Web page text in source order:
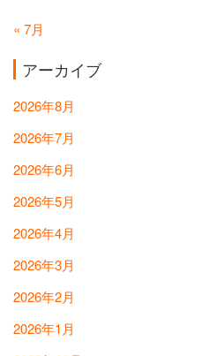
« 7月
アーカイブ
2026年8月
2026年7月
2026年6月
2026年5月
2026年4月
2026年3月
2026年2月
2026年1月